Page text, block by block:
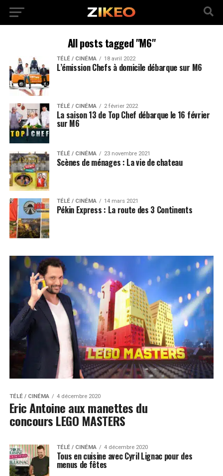
All posts tagged "M6"
TÉLÉ / CINÉMA 18 avril 2022
L’émission Chefs à domicile débarque sur M6
TÉLÉ / CINÉMA 2 février 2022
La saison 13 de Top Chef débarque le 16 février
sur M6
TÉLÉ / CINÉMA 23 novembre 2021
Scènes de ménages : La vie de chateau
TÉLÉ / CINÉMA 14 mars 2021
Pékin Express : La route des 3 Continents
TÉLÉ / CINÉMA 4 décembre 2020
Eric Antoine aux manettes du
concours LEGO MASTERS
TÉLÉ / CINÉMA 4 décembre 2020
Tous en cuisine avec Cyril Lignac pour des
menus de fêtes